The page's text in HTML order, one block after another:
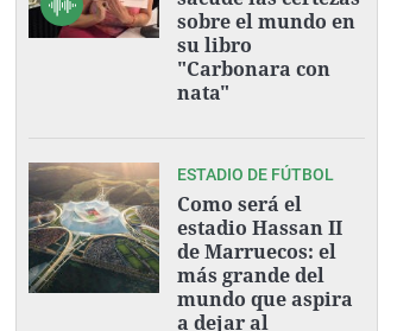
sobre el mundo en
su libro
"Carbonara con
nata"
ESTADIO DE FÚTBOL
Como será el
estadio Hassan II
de Marruecos: el
más grande del
mundo que aspira
a dejar al